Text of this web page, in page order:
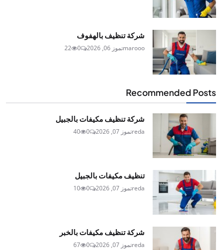
شركة تنظيف بالهفوف
maroooتموز 06, 2026 0
22
Recommended Posts
شركة تنظيف مكيفات بالجبيل
redaتموز 07, 2026 0
40
تنظيف مكيفات بالجبيل
redaتموز 07, 2026 0
10
شركة تنظيف مكيفات بالخبر
redaتموز 07, 2026 0
67